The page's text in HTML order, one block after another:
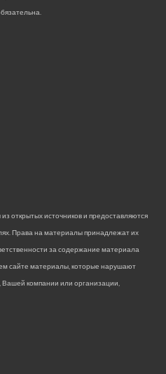
открытых источников и предоставляются
Права на материалы принадлежат их
за содержание материала
сайте материалы, которые нарушают
компании или организации,